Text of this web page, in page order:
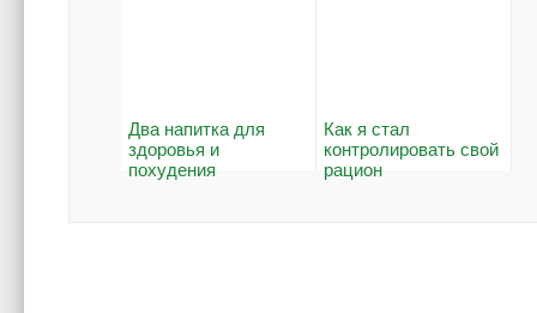
Два напитка для
здоровья и
похудения
Как я стал
контролировать свой
рацион